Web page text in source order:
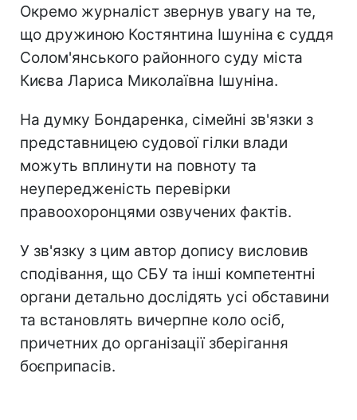
Окремо журналіст звернув увагу на те,
що дружиною Костянтина Ішуніна є суддя
Солом'янського районного суду міста
Києва Лариса Миколаївна Ішуніна.
На думку Бондаренка, сімейні зв'язки з
представницею судової гілки влади
можуть вплинути на повноту та
неупередженість перевірки
правоохоронцями озвучених фактів.
У зв'язку з цим автор допису висловив
сподівання, що СБУ та інші компетентні
органи детально дослідять усі обставини
та встановлять вичерпне коло осіб,
причетних до організації зберігання
боєприпасів.